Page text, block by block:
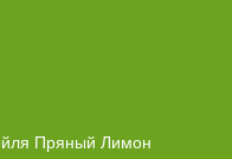
Пряный Лимон